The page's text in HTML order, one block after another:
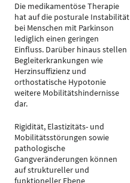
Die medikamentöse Therapie
hat auf die posturale Instabilität
bei Menschen mit Parkinson
lediglich einen geringen
Einfluss. Darüber hinaus stellen
Begleiterkrankungen wie
Herzinsuffizienz und
orthostatische Hypotonie
weitere Mobilitätshindernisse
dar.
Rigidität, Elastizitäts- und
Mobilitätsstörungen sowie
pathologische
Gangveränderungen können
auf struktureller und
funktioneller Ebene